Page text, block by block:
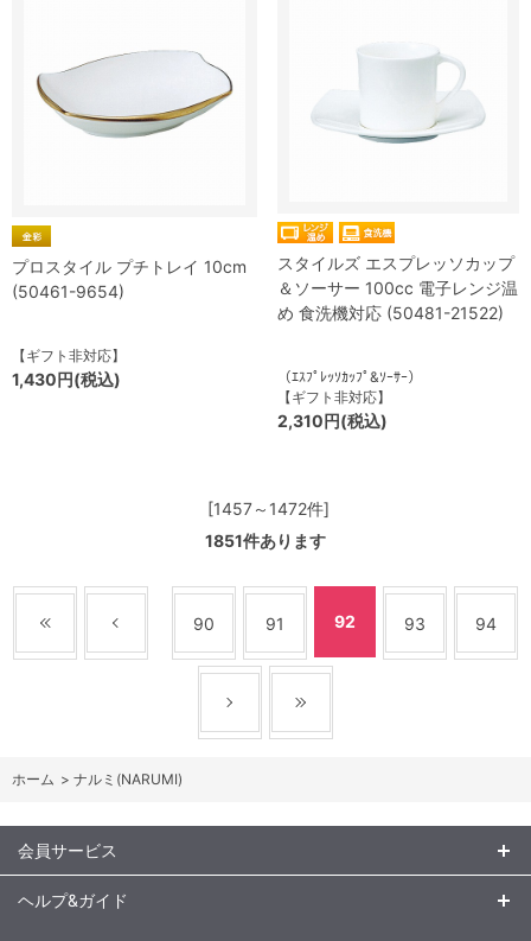
プロスタイル プチトレイ 10cm
(50461-9654)
【ギフト非対応】
1,430円(税込)
スタイルズ エスプレッソカップ
＆ソーサー 100cc 電子レンジ温
め 食洗機対応 (50481-21522)
（ｴｽﾌﾟﾚｯｿｶｯﾌﾟ&ｿｰｻｰ）
【ギフト非対応】
2,310円(税込)
[1457～1472件]
1851件あります
90 91 92 93 94
ホーム > ナルミ(NARUMI)
会員サービス
ヘルプ&ガイド